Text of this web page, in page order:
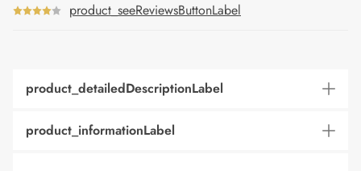
product_seeReviewsButtonLabel
product_detailedDescriptionLabel
product_informationLabel